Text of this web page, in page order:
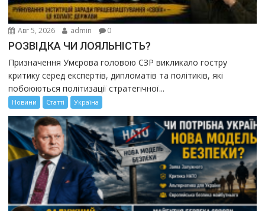
Авг 5, 2026 admin 0
РОЗВІДКА ЧИ ЛОЯЛЬНІСТЬ?
Призначення Умєрова головою СЗР викликало гостру
критику серед експертів, дипломатів та політиків, які
побоюються політизації стратегічної...
Новини Статті Україна